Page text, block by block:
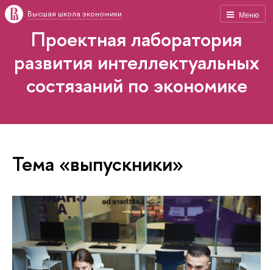
Меню
Высшая школа экономики
Проектная лаборатория
развития интеллектуальных
состязаний по экономике
Тема «выпускники»